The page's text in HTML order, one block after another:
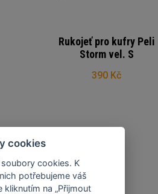
Rukojeť pro kufry Peli
Storm vel. S
390 Kč
NOVINKY
cookies
cookies. K
potřebujeme váš
na „Přijmout